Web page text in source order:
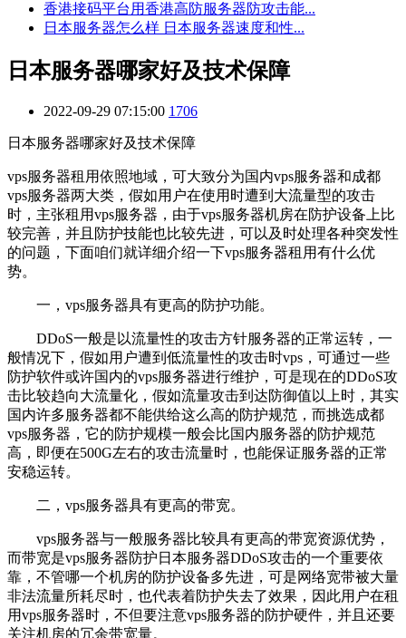
香港接码平台用香港高防服务器防攻击能...
日本服务器怎么样 日本服务器速度和性...
日本服务器哪家好及技术保障
2022-09-29 07:15:00 1706
日本服务器哪家好及技术保障
vps服务器租用依照地域，可大致分为国内vps服务器和成都
vps服务器两大类，假如用户在使用时遭到大流量型的攻击
时，主张租用vps服务器，由于vps服务器机房在防护设备上比
较完善，并且防护技能也比较先进，可以及时处理各种突发性
的问题，下面咱们就详细介绍一下vps服务器租用有什么优
势。
一，vps服务器具有更高的防护功能。
DDoS一般是以流量性的攻击方针服务器的正常运转，一
般情况下，假如用户遭到低流量性的攻击时vps，可通过一些
防护软件或许国内的vps服务器进行维护，可是现在的DDoS攻
击比较趋向大流量化，假如流量攻击到达防御值以上时，其实
国内许多服务器都不能供给这么高的防护规范，而挑选成都
vps服务器，它的防护规模一般会比国内服务器的防护规范
高，即便在500G左右的攻击流量时，也能保证服务器的正常
安稳运转。
二，vps服务器具有更高的带宽。
vps服务器与一般服务器比较具有更高的带宽资源优势，
而带宽是vps服务器防护日本服务器DDoS攻击的一个重要依
靠，不管哪一个机房的防护设备多先进，可是网络宽带被大量
非法流量所耗尽时，也代表着防护失去了效果，因此用户在租
用vps服务器时，不但要注意vps服务器的防护硬件，并且还要
关注机房的冗余带宽量。